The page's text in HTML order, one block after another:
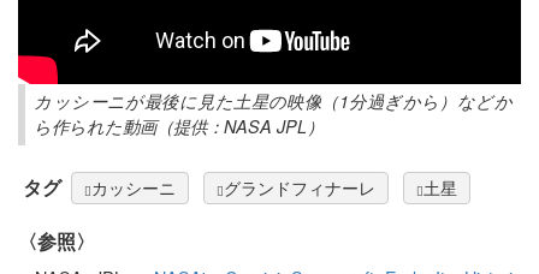
カッシーニが最後に見た土星の映像（1分過ぎから）などか
ら作られた動画（提供：NASA JPL）
タグ カッシーニ グランドフィナーレ 土星
〈参照〉